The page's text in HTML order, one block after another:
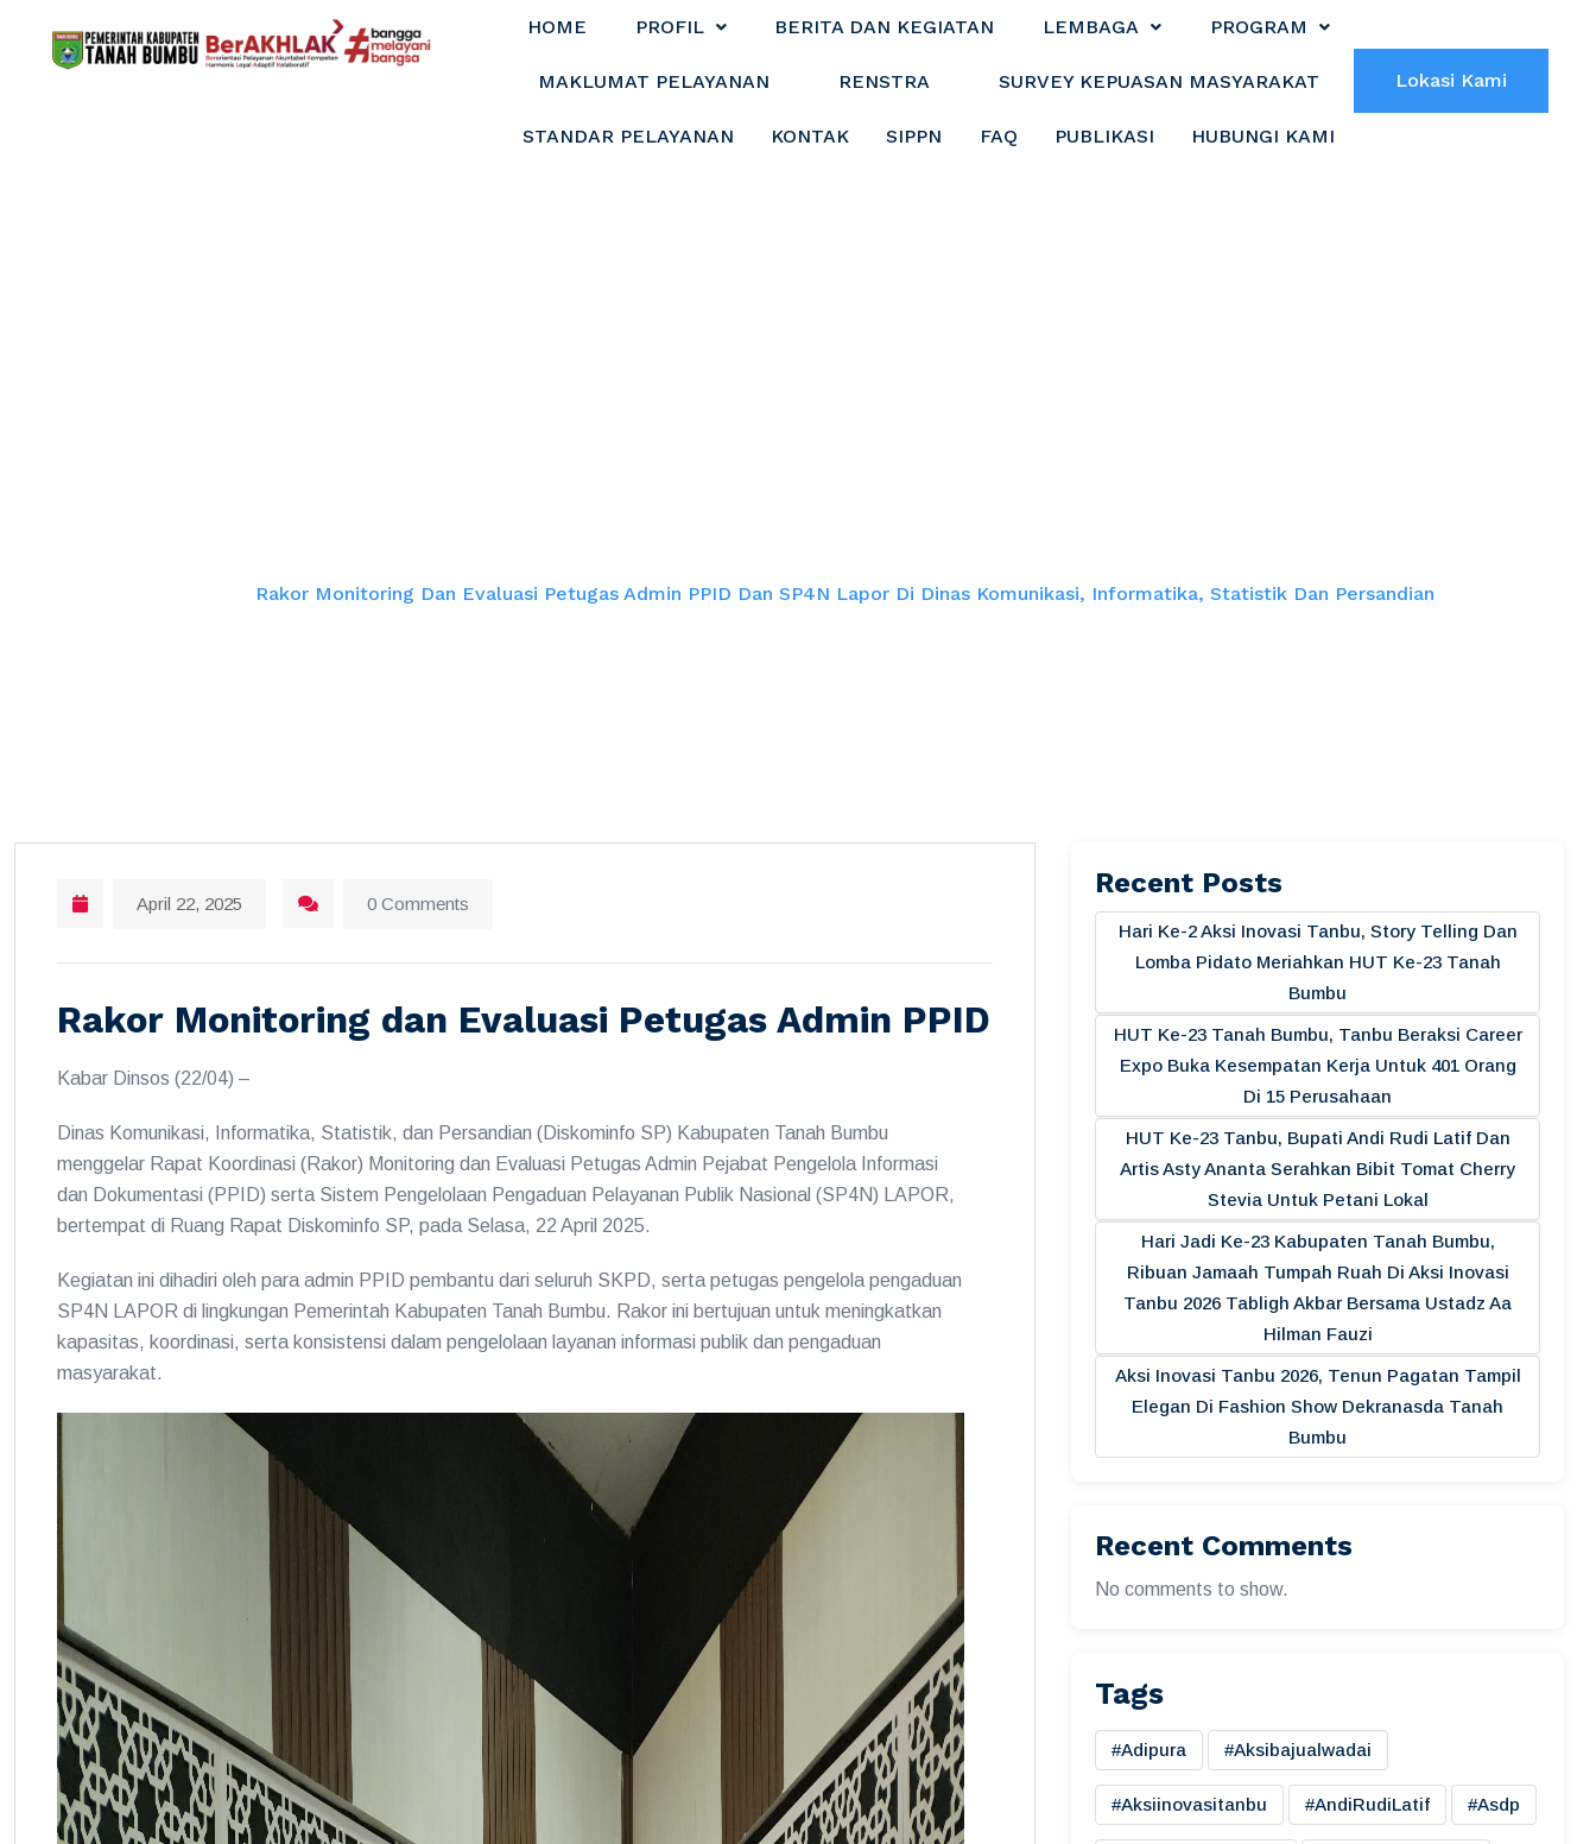
HOME PROFIL BERITA DAN KEGIATAN LEMBAGA PROGRAM
MAKLUMAT PELAYANAN RENSTRA SURVEY KEPUASAN MASYARAKAT
STANDAR PELAYANAN KONTAK SIPPN FAQ PUBLIKASI HUBUNGI KAMI
Lokasi Kami
Rakor Monitoring Dan Evaluasi Petugas Admin PPID Dan SP4N Lapor Di Dinas Komunikasi, Informatika, Statistik Dan Persandian
April 22, 2025 0 Comments
Rakor Monitoring dan Evaluasi Petugas Admin PPID
Kabar Dinsos (22/04) –
Dinas Komunikasi, Informatika, Statistik, dan Persandian (Diskominfo SP) Kabupaten Tanah Bumbu
menggelar Rapat Koordinasi (Rakor) Monitoring dan Evaluasi Petugas Admin Pejabat Pengelola Informasi
dan Dokumentasi (PPID) serta Sistem Pengelolaan Pengaduan Pelayanan Publik Nasional (SP4N) LAPOR,
bertempat di Ruang Rapat Diskominfo SP, pada Selasa, 22 April 2025.
Kegiatan ini dihadiri oleh para admin PPID pembantu dari seluruh SKPD, serta petugas pengelola pengaduan
SP4N LAPOR di lingkungan Pemerintah Kabupaten Tanah Bumbu. Rakor ini bertujuan untuk meningkatkan
kapasitas, koordinasi, serta konsistensi dalam pengelolaan layanan informasi publik dan pengaduan
masyarakat.
Recent Posts
Hari Ke-2 Aksi Inovasi Tanbu, Story Telling Dan
Lomba Pidato Meriahkan HUT Ke-23 Tanah
Bumbu
HUT Ke-23 Tanah Bumbu, Tanbu Beraksi Career
Expo Buka Kesempatan Kerja Untuk 401 Orang
Di 15 Perusahaan
HUT Ke-23 Tanbu, Bupati Andi Rudi Latif Dan
Artis Asty Ananta Serahkan Bibit Tomat Cherry
Stevia Untuk Petani Lokal
Hari Jadi Ke-23 Kabupaten Tanah Bumbu,
Ribuan Jamaah Tumpah Ruah Di Aksi Inovasi
Tanbu 2026 Tabligh Akbar Bersama Ustadz Aa
Hilman Fauzi
Aksi Inovasi Tanbu 2026, Tenun Pagatan Tampil
Elegan Di Fashion Show Dekranasda Tanah
Bumbu
Recent Comments
No comments to show.
Tags
#adipura #aksibajualwadai
#aksiinovasitanbu #AndiRudiLatif #asdp